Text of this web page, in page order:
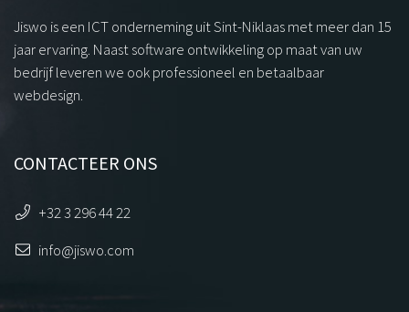
Jiswo is een ICT onderneming uit Sint-Niklaas met meer dan 15
jaar ervaring. Naast software ontwikkeling op maat van uw
bedrijf leveren we ook professioneel en betaalbaar
webdesign.
CONTACTEER ONS
+32 3 296 44 22
info@jiswo.com